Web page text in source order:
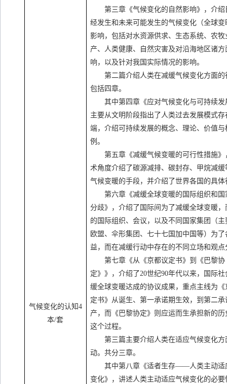
气候变化的认知4
本/套
第三章《气候变化的自然影响》，介绍
经发生和未来可能发生的气候变化（全球变
影响，包括对水资源供求、生态系统、农牧
产、人类健康、自然灾害及对沿海地区诸方
响，以及针对我国实际情况的影响。
第二篇介绍人类在减缓气候变化方面的
包括四章。
其中第四章《应对气候变化与可持续发
主要从文明阶段指出了人类过去发展模式存
端，介绍可持续发展的概念、理论、价值与
例。
第五章《减缓气候变暖的可行性措施》
术角度介绍了碳源减排、碳封存、甲烷减缓
气候变暖的手段，并介绍了世界各国的具体
第六章《减缓全球变暖的国际组织和国
分歧》，介绍了国际间为了减缓全球变暖，
的国际组织、会议，以及不同国家集团（主
欧盟、伞形集团、七十七国加中国等）为了
益，而在减缓行动中存在的不同立场和观点
第七章《从《京都议定书》到《巴黎协
定》》，介绍了20世纪90年代以来，国际社
缓全球变暖达成的协议成果，重点主线为《
定书》从诞生、第一承诺期生效，到第二承
产，而《巴黎协定》则应运而生承担新的历
这个过程。
第三篇主要介绍人类在适应气候变化方
动。共分三章。
其中第八章《适者生存——人类主动适
变化》，讲述人类主动适应气候变化的必要